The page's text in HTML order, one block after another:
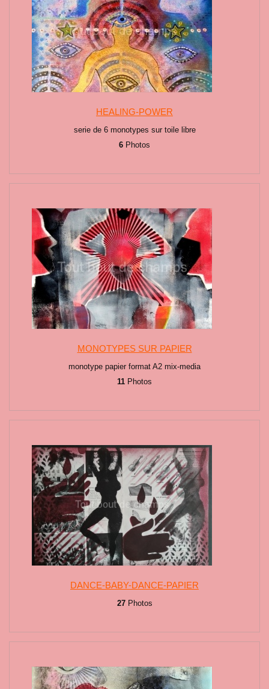
HEALING-POWER
serie de 6 monotypes sur toile libre
6 Photos
MONOTYPES SUR PAPIER
monotype papier format A2 mix-media
11 Photos
DANCE-BABY-DANCE-PAPIER
27Photos